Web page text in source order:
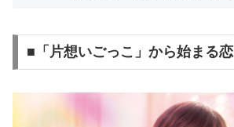
■「片想いごっこ」から始まる恋